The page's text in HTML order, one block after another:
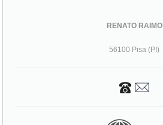
RENATO RAIMO
56100 Pisa (PI)